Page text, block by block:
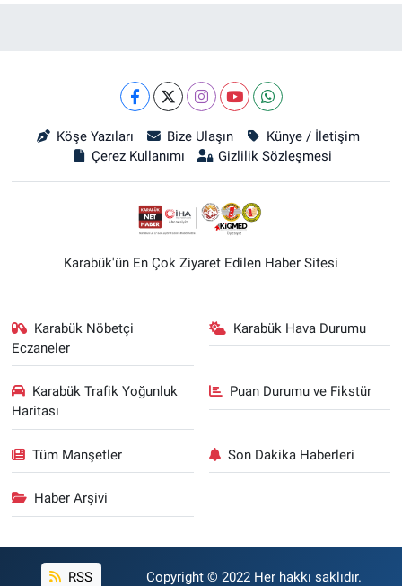
Köşe Yazıları Bize Ulaşın
Künye / İletişim
Çerez Kullanımı
Gizlilik Sözleşmesi
Karabük'ün En Çok Ziyaret Edilen Haber Sitesi
Karabük Nöbetçi
Eczaneler
Karabük Hava Durumu
Karabük Trafik Yoğunluk
Haritası
Puan Durumu ve Fikstür
Tüm Manşetler Son Dakika Haberleri
Haber Arşivi
RSS Copyright © 2022 Her hakkı saklıdır.